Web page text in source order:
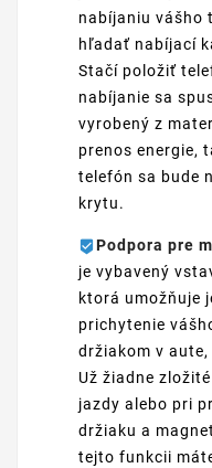
nabíjaniu vášho
hľadať nabíjací
Stačí položiť
nabíjanie sa
vyrobený z
prenos energie,
telefón sa bude
krytu.
Podpora pre
je vybavený
ktorá umožňuje
prichytenie
držiakom v
Už žiadne
jazdy alebo pri
držiaku a
tejto funkcii